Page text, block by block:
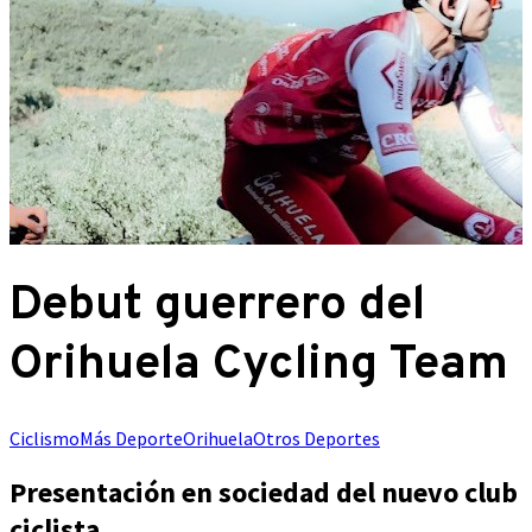
Debut guerrero del
Orihuela Cycling Team
CiclismoMás DeporteOrihuelaOtros Deportes
Presentación en sociedad del nuevo club